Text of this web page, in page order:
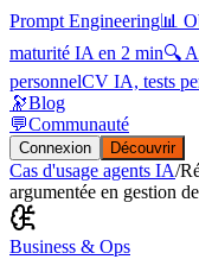
Prompt Engineering📊
maturité IA en 2 min🔍
personnelCV IA, tests
🔭Blog
💬Communauté
Connexion Découvrir
Cas d'usage agents IA/
argumentée en gestion
Business & Ops